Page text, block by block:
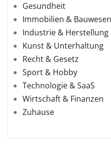
Gesundheit
Immobilien & Bauwesen
Industrie & Herstellung
Kunst & Unterhaltung
Recht & Gesetz
Sport & Hobby
Technologie & SaaS
Wirtschaft & Finanzen
Zuhause